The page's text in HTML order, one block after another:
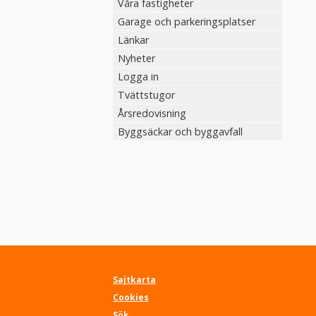
Våra fastigheter
Garage och parkeringsplatser
Länkar
Nyheter
Logga in
Tvättstugor
Årsredovisning
Byggsäckar och byggavfall
About
Sajtkarta
Cookies